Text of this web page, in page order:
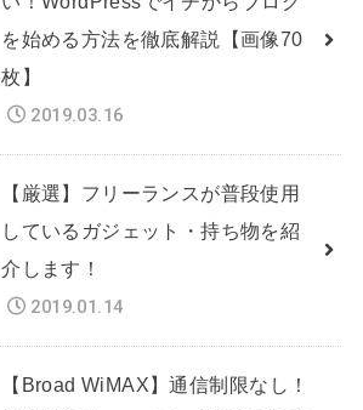
を始める方法を徹底解説【画像70
枚】
2019.03.16
【厳選】フリーランスが普段使用
しているガジェット・持ち物を紹
介します！
2019.01.14
【Broad WiMAX】通信制限なし！